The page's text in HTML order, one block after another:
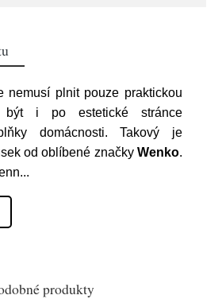
nemusí plnit pouze praktickou
být i po estetické stránce
domácnosti. Takový je
od oblíbené značky Wenko.
...
produkty